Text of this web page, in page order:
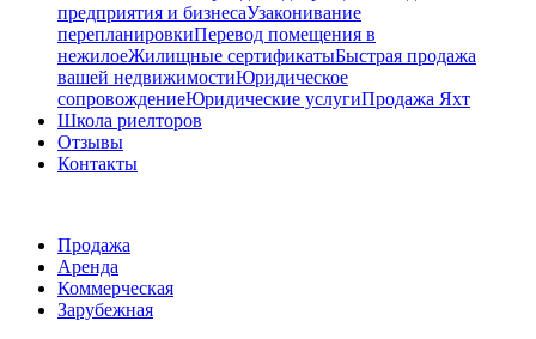
предприятия и бизнесаУзаконивание
перепланировкиПеревод помещения в
нежилоеЖилищные сертификатыБыстрая продажа
вашей недвижимостиЮридическое
сопровождениеЮридические услугиПродажа Яхт
Школа риелторов
Отзывы
Контакты
Продажа
Аренда
Коммерческая
Зарубежная